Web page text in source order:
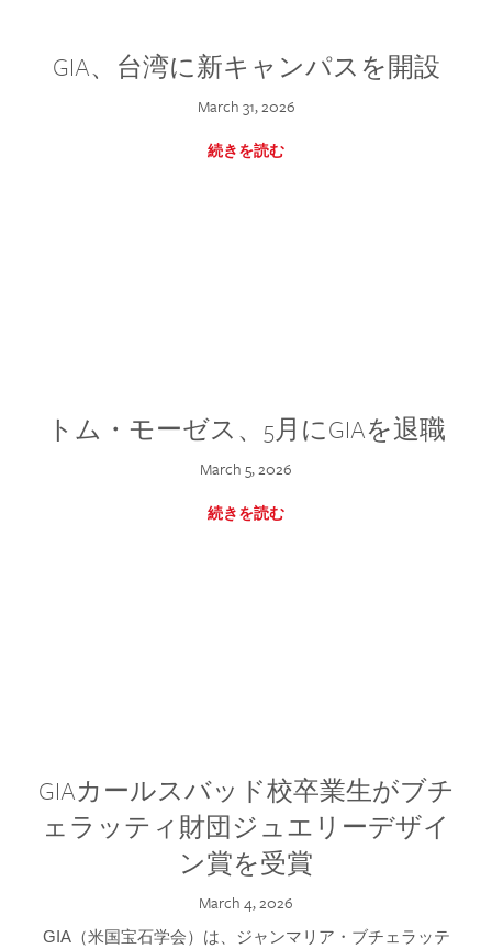
GIA、台湾に新キャンパスを開設
March 31, 2026
続きを読む
トム・モーゼス、5月にGIAを退職
March 5, 2026
続きを読む
GIAカールスバッド校卒業生がブチ
ェラッティ財団ジュエリーデザイ
ン賞を受賞
March 4, 2026
GIA（米国宝石学会）は、ジャンマリア・ブチェラッテ